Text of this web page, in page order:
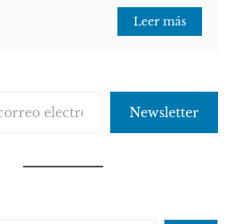
Leer más
Newsletter